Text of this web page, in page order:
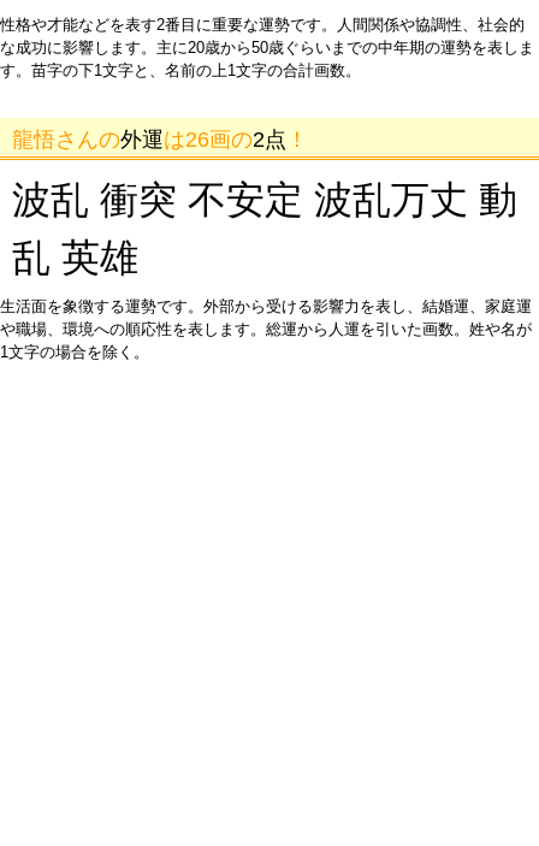
性格や才能などを表す2番目に重要な運勢です。人間関係や協調性、社会的
な成功に影響します。主に20歳から50歳ぐらいまでの中年期の運勢を表しま
す。苗字の下1文字と、名前の上1文字の合計画数。
龍悟さんの外運は26画の2点 ！
波乱 衝突 不安定 波乱万丈 動
乱 英雄
生活面を象徴する運勢です。外部から受ける影響力を表し、結婚運、家庭運
や職場、環境への順応性を表します。総運から人運を引いた画数。姓や名が
1文字の場合を除く。